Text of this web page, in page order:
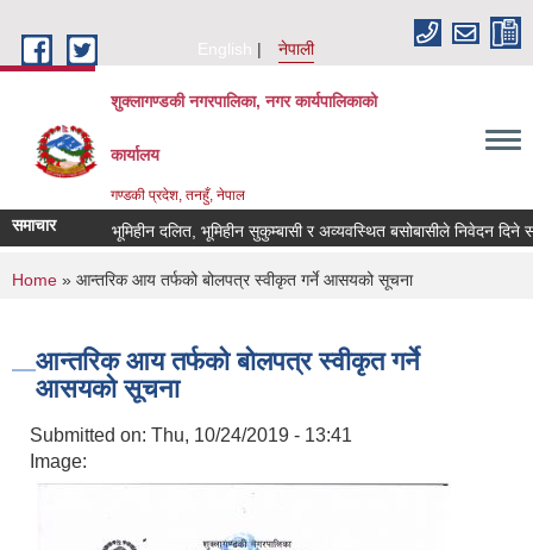
English
नेपाली
शुक्लागण्डकी नगरपालिका, नगर कार्यपालिकाको
कार्यालय
गण्डकी प्रदेश, तनहुँ, नेपाल
समाचार भूमिहीन दलित, भूमिहीन सुकुम्बासी र अव्यवस्थित बसोबासीले निवेदन दिने
You are here
Home » आन्तरिक आय तर्फको बोलपत्र स्वीकृत गर्ने आसयको सूचना
आन्तरिक आय तर्फको बोलपत्र स्वीकृत गर्ने
आसयको सूचना
Submitted on: Thu, 10/24/2019 - 13:41
Image: